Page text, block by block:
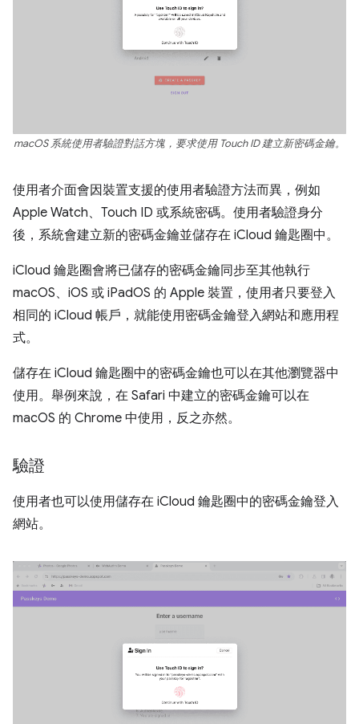
macOS 系統使用者驗證對話方塊，要求使用 Touch ID 建立新密碼金鑰。
使用者介面會因裝置支援的使用者驗證方法而異，例如
Apple Watch、Touch ID 或系統密碼。使用者驗證身分
後，系統會建立新的密碼金鑰並儲存在 iCloud 鑰匙圈中。
iCloud 鑰匙圈會將已儲存的密碼金鑰同步至其他執行
macOS、iOS 或 iPadOS 的 Apple 裝置，使用者只要登入
相同的 iCloud 帳戶，就能使用密碼金鑰登入網站和應用程
式。
儲存在 iCloud 鑰匙圈中的密碼金鑰也可以在其他瀏覽器中
使用。舉例來說，在 Safari 中建立的密碼金鑰可以在
macOS 的 Chrome 中使用，反之亦然。
驗證
使用者也可以使用儲存在 iCloud 鑰匙圈中的密碼金鑰登入
網站。